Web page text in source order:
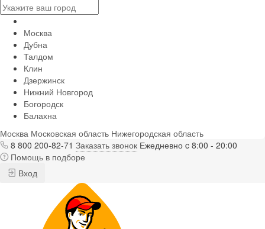
Москва
Дубна
Талдом
Клин
Дзержинск
Нижний Новгород
Богородск
Балахна
Москва Московская область Нижегородская область
8 800 200-82-71 Заказать звонок Ежедневно c 8:00 - 20:00
Помощь в подборе
Вход